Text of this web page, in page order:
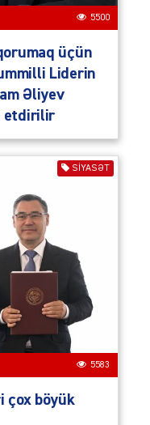
5500
üçün
Liderin
Əliyev
etdirilir
SIYASƏT
5583
çox böyük